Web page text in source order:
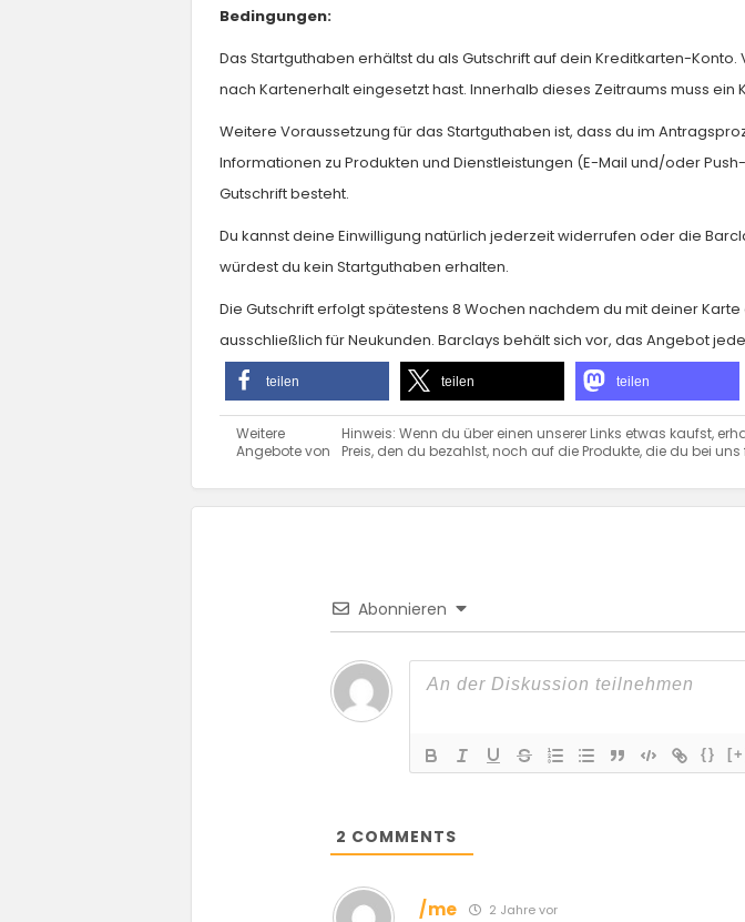
Bedingungen:
Das Startguthaben erhältst du als Gutschrift auf dein Kreditkarten-
nach Kartenerhalt eingesetzt hast. Innerhalb dieses Zeitraums muss ein
Weitere Voraussetzung für das Startguthaben ist, dass du im
Informationen zu Produkten und Dienstleistungen (E-Mail und/oder
Gutschrift besteht.
Du kannst deine Einwilligung natürlich jederzeit widerrufen oder die
würdest du kein Startguthaben erhalten.
Die Gutschrift erfolgt spätestens 8 Wochen nachdem du mit deiner
ausschließlich für Neukunden. Barclays behält sich vor, das Angebot
teilen teilen teilen
Weitere
Angebote von
Hinweis: Wenn du über einen unserer Links etwas kaufst,
Preis, den du bezahlst, noch auf die Produkte, die du bei uns
Abonnieren
{}
2 COMMENTS
/me 2 Jahre vor